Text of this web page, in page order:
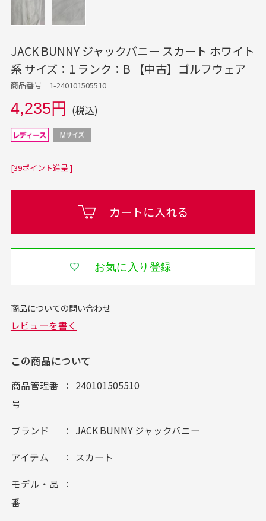
JACK BUNNY ジャックバニー スカート ホワイト
系 サイズ：1 ランク：B 【中古】ゴルフウェア
商品番号 1-240101505510
4,235円 (税込)
[39ポイント進呈 ]
カートに入れる
お気に入り登録
この商品について
商品管理番
号
240101505510
ブランド JACK BUNNY ジャックバニー
アイテム スカート
モデル・品
番